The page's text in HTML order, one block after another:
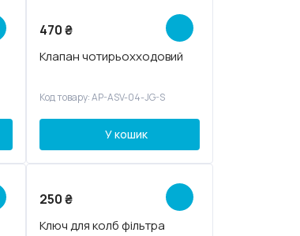
470₴
Клапан чотирьохходовий
Код товару: AP-ASV-04-JG-S
У кошик
250₴
Ключ для колб фільтра